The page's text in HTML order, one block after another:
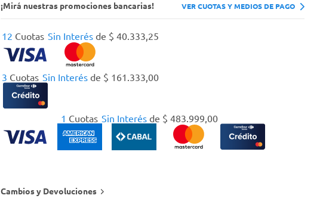
¡Mirá nuestras promociones bancarias! VER CUOTAS Y MEDIOS DE PAGO
1 Cuotas Sin Interés de $ 483.999,00
3 Cuotas Sin Interés de $ 161 .333,00
12 Cuotas Sin Interés de $ 40.333,25
Cambios y Devoluciones